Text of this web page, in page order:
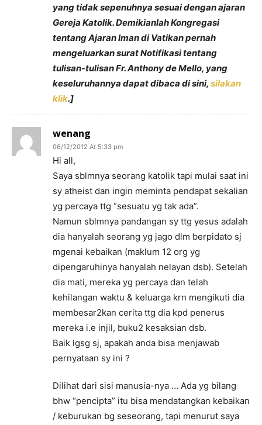
yang tidak sepenuhnya sesuai dengan ajaran
Gereja Katolik. Demikianlah Kongregasi
tentang Ajaran Iman di Vatikan pernah
mengeluarkan surat Notifikasi tentang
tulisan-tulisan Fr. Anthony de Mello, yang
keseluruhannya dapat dibaca di sini, silakan
klik.]
wenang
06/12/2012 At 5:33 pm
Hi all,
Saya sblmnya seorang katolik tapi mulai saat ini
sy atheist dan ingin meminta pendapat sekalian
yg percaya ttg “sesuatu yg tak ada”.
Namun sblmnya pandangan sy ttg yesus adalah
dia hanyalah seorang yg jago dlm berpidato sj
mgenai kebaikan (maklum 12 org yg
dipengaruhinya hanyalah nelayan dsb). Setelah
dia mati, mereka yg percaya dan telah
kehilangan waktu & keluarga krn mengikuti dia
membesar2kan cerita ttg dia kpd penerus
mereka i.e injil, buku2 kesaksian dsb.
Baik lgsg sj, apakah anda bisa menjawab
pernyataan sy ini ?
Dilihat dari sisi manusia-nya … Ada yg bilang
bhw “pencipta” itu bisa mendatangkan kebaikan
/ keburukan bg seseorang, tapi menurut saya